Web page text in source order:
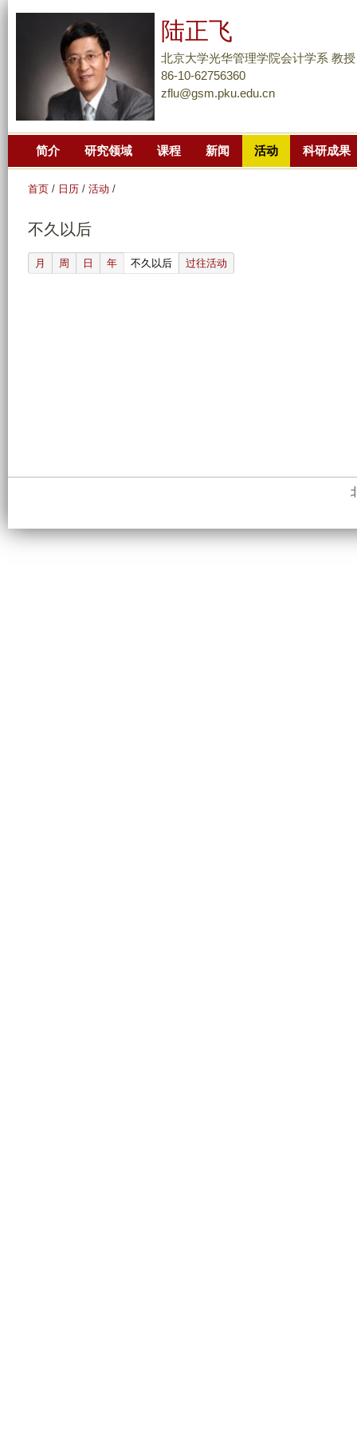
到
主
要
陆正飞
北京大学光华管理学院会计学系 教授
86-10-62756360
zflu@gsm.pku.edu.cn
简介 研究领域 课程 新闻 活动 科研成果
首页 / 日历 / 活动 /
不久以后
月 周 日 年 不久以后(active tab)
过往活动